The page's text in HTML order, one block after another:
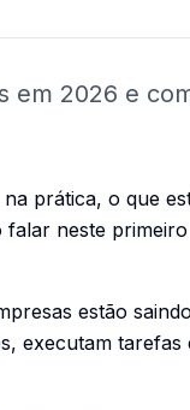
em 2026 e
prática, o que
falar neste primeiro
estão saindo
executam tarefas